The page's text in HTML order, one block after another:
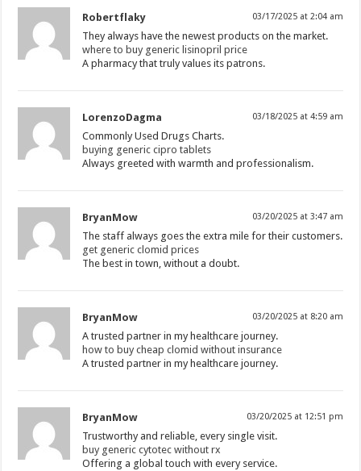
Robertflaky 03/17/2025 at 2:04 am
They always have the newest products on the market.
where to buy generic lisinopril price
A pharmacy that truly values its patrons.
LorenzoDagma 03/18/2025 at 4:59 am
Commonly Used Drugs Charts.
buying generic cipro tablets
Always greeted with warmth and professionalism.
BryanMow 03/20/2025 at 3:47 am
The staff always goes the extra mile for their customers.
get generic clomid prices
The best in town, without a doubt.
BryanMow 03/20/2025 at 8:20 am
A trusted partner in my healthcare journey.
how to buy cheap clomid without insurance
A trusted partner in my healthcare journey.
BryanMow 03/20/2025 at 12:51 pm
Trustworthy and reliable, every single visit.
buy generic cytotec without rx
Offering a global touch with every service.